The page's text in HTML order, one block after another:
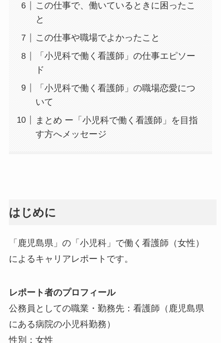
この仕事で、働いているときに困ったこ
と
この仕事や職場でよかったこと
「小児科で働く看護師」の仕事エピソー
ド
「小児科で働く看護師」の職場恋愛につ
いて
まとめ ー「小児科で働く看護師」を目指
す方へメッセージ
はじめに
「鹿児島県」の「小児科」で働く看護師（女性）
によるキャリアレポートです。
レポート者のプロフィール
公務員としての職業・勤務先：看護師（鹿児島県
にある病院の小児科勤務）
性別：女性